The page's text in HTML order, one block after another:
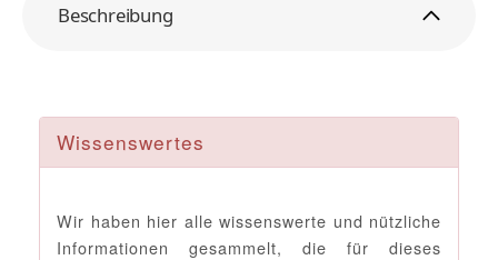
Beschreibung
Wissenswertes
Wir haben hier alle wissenswerte und nützliche
Informationen gesammelt, die für dieses